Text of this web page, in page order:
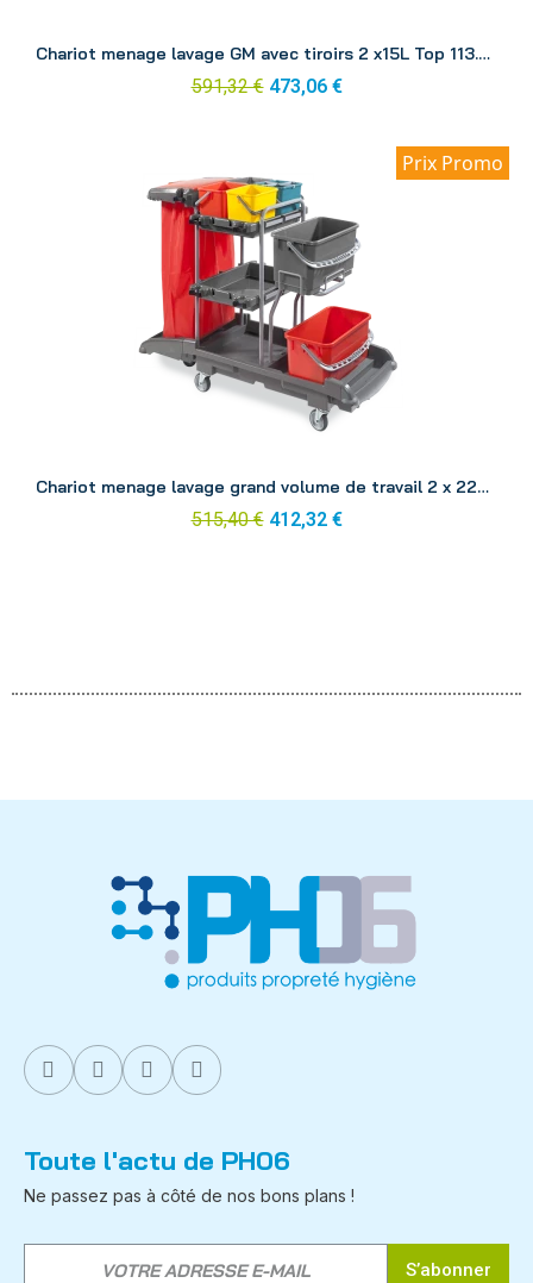
Chariot menage lavage GM avec tiroirs 2 x15L Top 113.2 S/P
591,32 € 473,06 €
Prix Promo
Chariot menage lavage grand volume de travail 2 x 22L Top C17
515,40 € 412,32 €
Toute l'actu de PH06
Ne passez pas à côté de nos bons plans !
S’abonner